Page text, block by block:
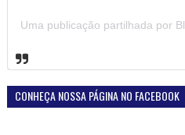
CONHEÇA NOSSA PÁGINA NO FACEBOOK